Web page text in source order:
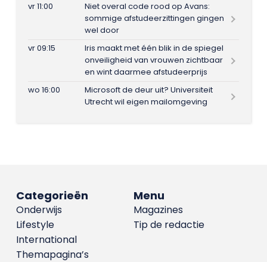
vr 11:00
Niet overal code rood op Avans:
sommige afstudeerzittingen gingen
wel door
vr 09:15
Iris maakt met één blik in de spiegel
onveiligheid van vrouwen zichtbaar
en wint daarmee afstudeerprijs
wo 16:00
Microsoft de deur uit? Universiteit
Utrecht wil eigen mailomgeving
Menu
Magazines
Tip de redactie
Categorieën
Onderwijs
Lifestyle
International
Themapagina’s